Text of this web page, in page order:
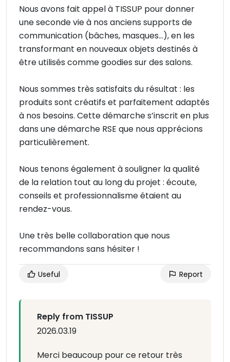
Nous avons fait appel à TISSUP pour donner
une seconde vie à nos anciens supports de
communication (bâches, masques...), en les
transformant en nouveaux objets destinés à
être utilisés comme goodies sur des salons.
Nous sommes très satisfaits du résultat : les
produits sont créatifs et parfaitement adaptés
à nos besoins. Cette démarche s’inscrit en plus
dans une démarche RSE que nous apprécions
particulièrement.
Nous tenons également à souligner la qualité
de la relation tout au long du projet : écoute,
conseils et professionnalisme étaient au
rendez-vous.
Une très belle collaboration que nous
recommandons sans hésiter !
Useful Report
Reply from TISSUP
2026.03.19
Merci beaucoup pour ce retour très